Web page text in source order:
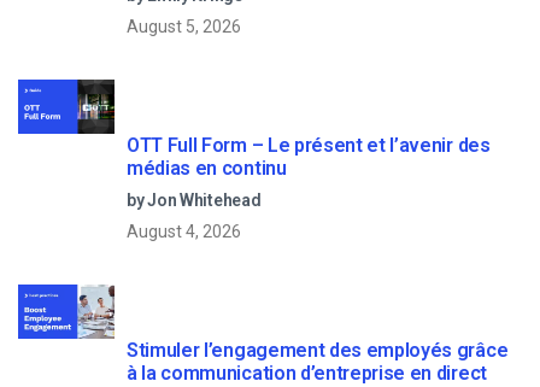
August 5, 2026
OTT Full Form – Le présent et l’avenir des
médias en continu
by Jon Whitehead
August 4, 2026
Stimuler l’engagement des employés grâce
à la communication d’entreprise en direct